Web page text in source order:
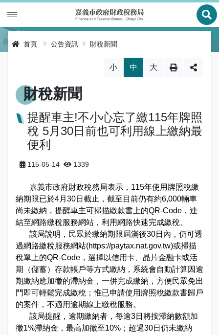
展
財金及菸酒管理
房屋稅
土地增值稅
使用牌照稅
娛樂稅
退稅專區
稅務行事曆
線上申辦
申辦進度查詢及補件
網路申報
書表下載
e觸即發跨域稅務通
便民服務
節稅健檢
多元繳稅管道
繳納證明
智能櫃員機
稅籍異動即時通
公告資訊
公告訊息
政府資訊公開專區
徵才快訊
有獎徵答
最新債務訊息
宣導專區
創新便民服務措施
不動產移轉專區
納稅者權利保護專區
行政救濟專區
檔案應用園地
個人資料保護專區
本局沿革
首長簡介
副局長簡介
經營理念
組織職掌
聯絡資訊
網站導覽
English
首長信箱
常見問答
雙語詞彙
首頁 公告資訊 財稅新聞
小 中 大
財稅新聞
提醒車主!不小心忘了繳115年牌照
稅 5月30日前也可利用線上繳納最
便利
115-05-14 1339
嘉義市政府財政稅務局表示，115年使用牌照稅繳
納期限已於4月30日截止，截至目前仍有約6,000輛車
尚未繳納，提醒車主可掃描繳款書上的QR-Code，連
結至網路繳稅服務網站，利用網路快速完成繳稅。
該局說明，民眾於繳納期限屆滿後30日內，仍可透
過網路繳稅服務網站(https://paytax.nat.gov.tw)或掃描
稅單上的QR-Code，選擇以信用卡、晶片金融卡或活
期（儲蓄）存款帳戶等方式繳納，系統會自動計算因逾
期繳納應加徵的滯納金，一併完成繳納，方便民眾免出
門即可輕鬆完成繳稅；惟已申請使用牌照稅繳款書歸戶
的案件，不適用逾期線上繳稅服務。
該局提醒，逾期繳納者，每逾3日將按滯納數額加
徵1%滯納金，最高加徵至10%；超過30日仍未繳納